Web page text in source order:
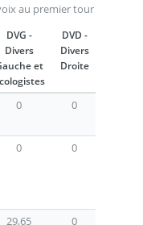
au premier tour
DVG -
Divers
et
DVD -
Divers
Droite
0 0
0 0
29,65 0